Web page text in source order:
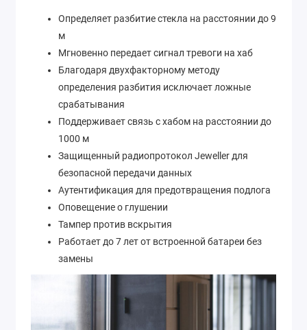
Определяет разбитие стекла на расстоянии до 9
м
Мгновенно передает сигнал тревоги на хаб
Благодаря двухфакторному методу
определения разбития исключает ложные
срабатывания
Поддерживает связь с хабом на расстоянии до
1000 м
Защищенный радиопротокол Jeweller для
безопасной передачи данных
Аутентификация для предотвращения подлога
Оповещение о глушении
Тампер против вскрытия
Работает до 7 лет от встроенной батареи без
замены